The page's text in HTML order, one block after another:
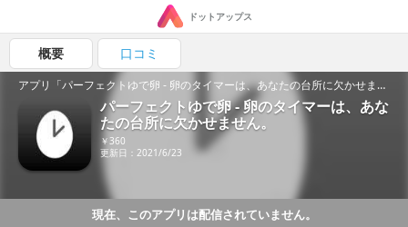
ドットアップス
概要 口コミ
アプリ「パーフェクトゆで卵 - 卵のタイマーは、あなたの台所に欠かせません。」の魅力を紹介！
パーフェクトゆで卵 - 卵のタイマーは、あな
たの台所に欠かせません。
￥360
更新日：2021/6/23
現在、このアプリは配信されていません。